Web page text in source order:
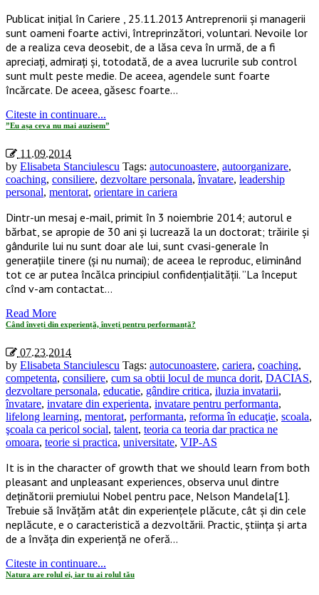
Publicat inițial în Cariere , 25.11.2013 Antreprenorii și managerii
sunt oameni foarte activi, întreprinzători, voluntari. Nevoile lor
de a realiza ceva deosebit, de a lăsa ceva în urmă, de a fi
apreciați, admirați și, totodată, de a avea lucrurile sub control
sunt mult peste medie. De aceea, agendele sunt foarte
încărcate. De aceea, găsesc foarte…
Citeste in continuare...
”Eu așa ceva nu mai auzisem”
11.09.2014
by Elisabeta Stanciulescu Tags: autocunoastere, autoorganizare,
coaching, consiliere, dezvoltare personala,învatare, leadership
personal, mentorat, orientare in cariera
Dintr-un mesaj e-mail, primit în 3 noiembrie 2014; autorul e
bărbat, se apropie de 30 ani și lucrează la un doctorat; trăirile și
gândurile lui nu sunt doar ale lui, sunt cvasi-generale în
generațiile tinere (și nu numai); de aceea le reproduc, eliminând
tot ce ar putea încălca principiul confidențialității. ”La început
cînd v-am contactat…
Read More
Când înveți din experiență, înveți pentru performanță?
07.23.2014
by Elisabeta Stanciulescu Tags: autocunoastere, cariera, coaching,
competenta, consiliere, cum sa obtii locul de munca dorit, DACIAS,
dezvoltare personala, educatie, gândire critica, iluzia invatarii,
învatare, invatare din experienta, invatare pentru performanta,
lifelong learning, mentorat, performanta, reforma în educaţie, scoala,
şcoala ca pericol social, talent, teoria ca teoria dar practica ne
omoara, teorie si practica, universitate, VIP-AS
It is in the character of growth that we should learn from both
pleasant and unpleasant experiences, observa unul dintre
deținătorii premiului Nobel pentru pace, Nelson Mandela[1].
Trebuie să învățăm atât din experiențele plăcute, cât și din cele
neplăcute, e o caracteristică a dezvoltării. Practic, știința și arta
de a învăța din experiență ne oferă…
Citeste in continuare...
Natura are rolul ei, iar tu ai rolul tău